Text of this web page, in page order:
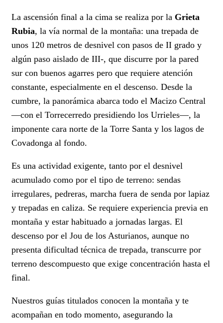
La ascensión final a la cima se realiza por la Grieta
Rubia, la vía normal de la montaña: una trepada de
unos 120 metros de desnivel con pasos de II grado y
algún paso aislado de III-, que discurre por la pared
sur con buenos agarres pero que requiere atención
constante, especialmente en el descenso. Desde la
cumbre, la panorámica abarca todo el Macizo Central
—con el Torrecerredo presidiendo los Urrieles—, la
imponente cara norte de la Torre Santa y los lagos de
Covadonga al fondo.
Es una actividad exigente, tanto por el desnivel
acumulado como por el tipo de terreno: sendas
irregulares, pedreras, marcha fuera de senda por lapiaz
y trepadas en caliza. Se requiere experiencia previa en
montaña y estar habituado a jornadas largas. El
descenso por el Jou de los Asturianos, aunque no
presenta dificultad técnica de trepada, transcurre por
terreno descompuesto que exige concentración hasta el
final.
Nuestros guías titulados conocen la montaña y te
acompañan en todo momento, asegurando la